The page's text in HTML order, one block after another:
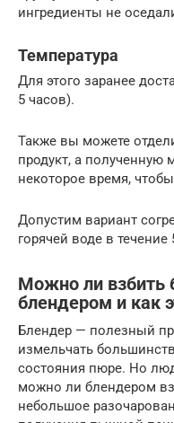
ингредиенты не
Температура
Для этого заранее
5 часов).
Также вы можете
продукт, а полученную
некоторое время,
Допустим вариант
горячей воде в течение
Можно ли взбить
блендером и как
Блендер — полезный
измельчать
состояния пюре. Но
можно ли блендером
небольшое